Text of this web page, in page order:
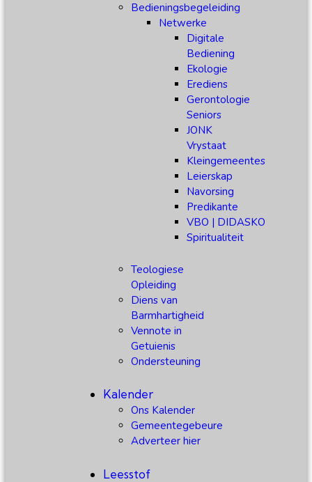
Bedieningsbegeleiding
Netwerke
Digitale
Bediening
Ekologie
Erediens
Gerontologie
Seniors
JONK
Vrystaat
Kleingemeentes
Leierskap
Navorsing
Predikante
VBO | DIDASKO
Spiritualiteit
Teologiese
Opleiding
Diens van
Barmhartigheid
Vennote in
Getuienis
Ondersteuning
Kalender
Ons Kalender
Gemeentegebeure
Adverteer hier
Leesstof